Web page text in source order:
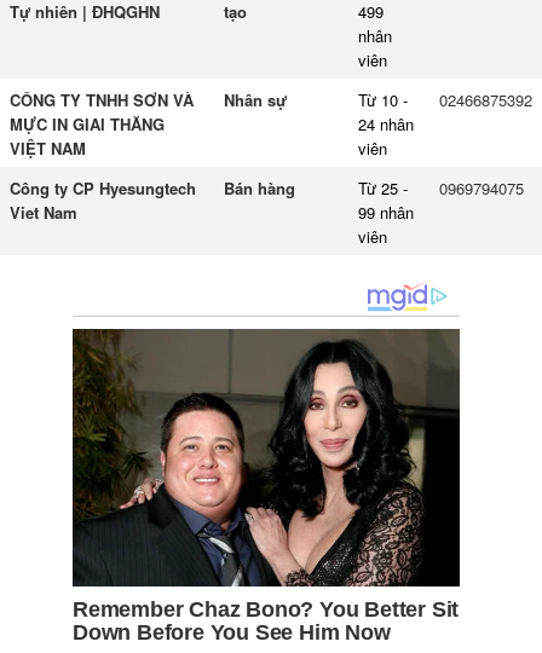
Tự nhiên | ĐHQGHN
tạo
499
nhân
viên
CÔNG TY TNHH SƠN VÀ
MỰC IN GIAI THĂNG
VIỆT NAM
Nhân sự
Từ 10 -
24 nhân
viên
02466875392
Công ty CP Hyesungtech
Viet Nam
Bán hàng
Từ 25 -
99 nhân
viên
0969794075